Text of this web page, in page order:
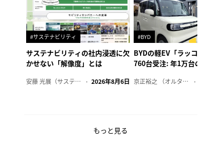
#サステナビリティ
サステナビリティの社内浸透に欠
かせない「解像度」とは
安藤 光展（サステナビリティ・コンサルタント）
2026年8月6日
#BYD
BYDの軽EV「ラッコ」、1
760台受注: 年1万台の販売
京正裕之 （オルタナ副編集長）
もっと見る